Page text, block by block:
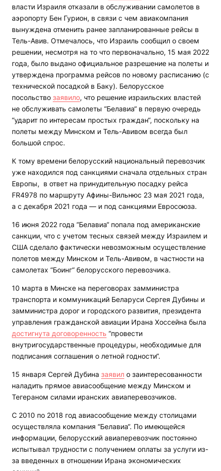
власти Израиля отказали в обслуживании самолетов в
аэропорту Бен Гурион, в связи с чем авиакомпания
вынуждена отменить ранее запланированные рейсы в
Тель-Авив. Отмечалось, что Израиль сообщил о своем
решении, несмотря на то что первоначально, 15 мая 2022
года, было выдано официальное разрешение на полеты и
утверждена программа рейсов по новому расписанию (с
технической посадкой в Баку). Белорусское
посольство заявило, что решение израильских властей
не обслуживать самолеты “Белавиа“ в первую очередь
“ударит по интересам простых граждан“, поскольку на
полеты между Минском и Тель-Авивом всегда был
большой спрос.
К тому времени белорусский национальный перевозчик
уже находился под санкциями сначала отдельных стран
Европы, в ответ на принудительную посадку рейса
FR4978 по маршруту Афины-Вильнюс 23 мая 2021 года,
а с декабря 2021 года — и под санкциями Евросоюза.
16 июня 2022 года “Белавиа“ попала под американские
санкции, что с учетом тесных связей между Израилем и
США сделало фактически невозможным осуществление
полетов между Минском и Тель-Авивом, в частности на
самолетах “Боинг“ белорусского перевозчика.
10 марта в Минске на переговорах замминистра
транспорта и коммуникаций Беларуси Сергея Дубины и
замминистра дорог и городского развития, президента
управления гражданской авиации Ирана Хоссейна была
достигнута договоренность “провести
внутригосударственные процедуры, необходимые для
подписания соглашения о летной годности“.
15 января Сергей Дубина заявил о заинтересованности
наладить прямое авиасообщение между Минском и
Тегераном силами иранских авиаперевозчиков.
С 2010 по 2018 год авиасообщение между столицами
осуществляла компания “Белавиа“. По имеющейся
информации, белорусский авиаперевозчик постоянно
испытывал трудности с получением оплаты за услуги из-
за введенных в отношении Ирана экономических